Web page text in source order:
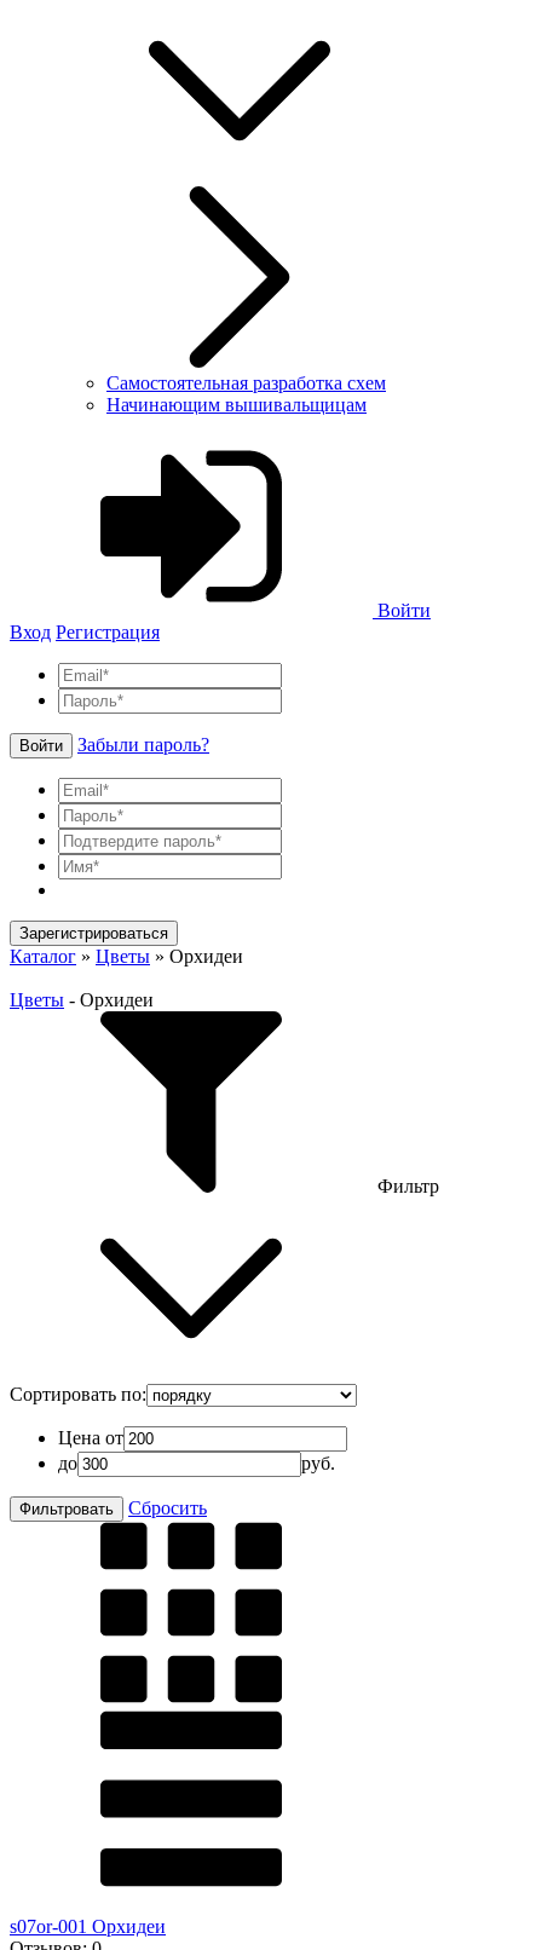
Самостоятельная разработка схем
Начинающим вышивальщицам
Войти
Вход Регистрация
Войти Забыли пароль?
Зарегистрироваться
Каталог » Цветы » Орхидеи
Цветы - Орхидеи
Фильтр
Сортировать по:
Цена от
до
руб.
Сбросить
s07or-001 Орхидеи